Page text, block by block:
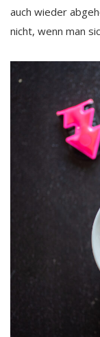
auch wieder
nicht, wenn man